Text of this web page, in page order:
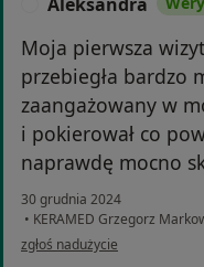
Moja pierwsza
przebiegła bardzo
zaangażowany w
i pokierował co
naprawdę mocno
30 grudnia 2024
• KERAMED Grzegorz
w opinii użytkownika
zgłoś nadużycie